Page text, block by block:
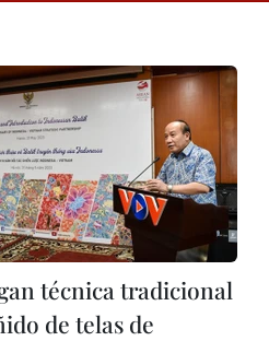
técnica tradicional
de telas de